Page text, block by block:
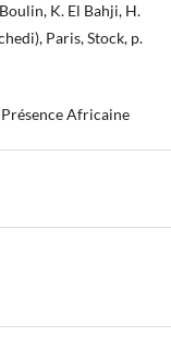
K. El Bahji, H.
Paris, Stock, p.
Africaine